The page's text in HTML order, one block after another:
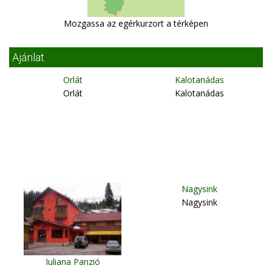
Mozgassa az egérkurzort a térképen
Ajánlat
Orlát
Orlát
Kalotanádas
Kalotanádas
Iuliana Panzió
Nagysink
Nagysink